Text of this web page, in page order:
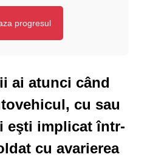
progresul
ai atunci când
cu sau
eşti implicat într-
cu avarierea